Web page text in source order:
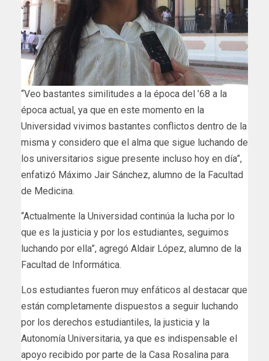
“Veo bastantes similitudes a la época del ’68 a la
época actual, ya que en este momento en la
Universidad vivimos bastantes conflictos dentro de la
misma y considero que el alma que sigue luchando de
los universitarios sigue presente incluso hoy en día”,
enfatizó Máximo Jair Sánchez, alumno de la Facultad
de Medicina.
“Actualmente la Universidad continúa la lucha por lo
que es la justicia y por los estudiantes, seguimos
luchando por ella”, agregó Aldair López, alumno de la
Facultad de Informática.
Los estudiantes fueron muy enfáticos al destacar que
están completamente dispuestos a seguir luchando
por los derechos estudiantiles, la justicia y la
Autonomía Universitaria, ya que es indispensable el
apoyo recibido por parte de la Casa Rosalina para